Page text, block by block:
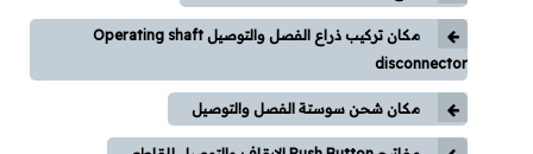
مكان تركيب ذراع الفصل والتوصيل Operating shaft
disconnector
مكان شحن سوستة الفصل والتوصيل